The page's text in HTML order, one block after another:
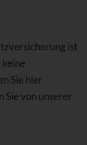
ist
Sie hier
Sie von unserer